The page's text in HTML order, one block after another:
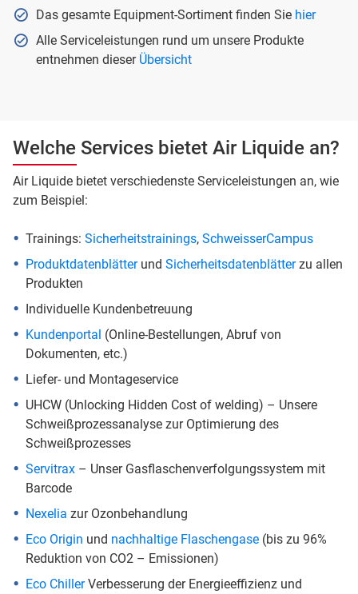
Das gesamte Equipment-Sortiment finden Sie hier
Alle Serviceleistungen rund um unsere Produkte
entnehmen dieser Übersicht
Welche Services bietet Air Liquide an?
Air Liquide bietet verschiedenste Serviceleistungen an, wie
zum Beispiel:
Trainings: Sicherheitstrainings, SchweisserCampus
Produktdatenblätterund Sicherheitsdatenblätterzu allen
Produkten
Individuelle Kundenbetreuung
Kundenportal (Online-Bestellungen, Abruf von
Dokumenten, etc.)
Liefer- und Montageservice
UHCW (Unlocking Hidden Cost of welding) – Unsere
Schweißprozessanalyse zur Optimierung des
Schweißprozesses
Servitrax – Unser Gasflaschenverfolgungssystem mit
Barcode
Nexelia zur Ozonbehandlung
Eco Origin und nachhaltige Flaschengase (bis zu 96%
Reduktion von CO2 – Emissionen)
Eco ChillerVerbesserung der Energieeffizienz und